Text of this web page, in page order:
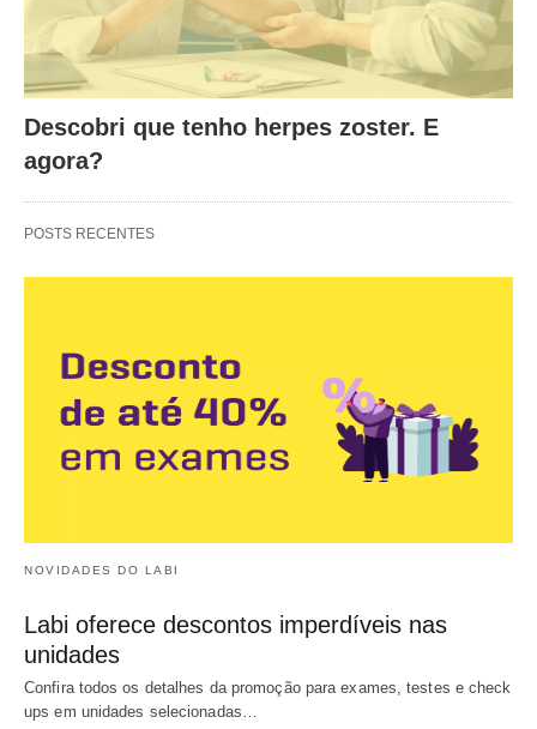
Descobri que tenho herpes zoster. E
agora?
POSTS RECENTES
NOVIDADES DO LABI
Labi oferece descontos imperdíveis nas
unidades
Confira todos os detalhes da promoção para exames, testes e check
ups em unidades selecionadas…